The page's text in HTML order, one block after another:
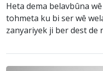
Heta dema belavbûna
tohmeta ku bi ser wê
zanyariyek ji ber dest de